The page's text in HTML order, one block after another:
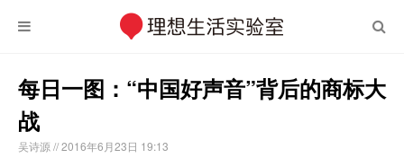
每日一图：“中国好声音”背后的商标大
战
吴诗源 // 2016年6月23日 19:13